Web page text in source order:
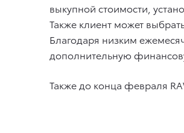
выкупной стоимости,
Также клиент может
Благодаря низким
дополнительную
Также до конца февраля